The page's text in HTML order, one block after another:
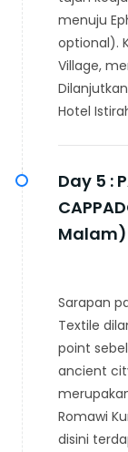
menuju
optional).
Village,
Hotel
Day 5 :
Malam)
Sarapan
Textile
point
ancient
Romawi
disini